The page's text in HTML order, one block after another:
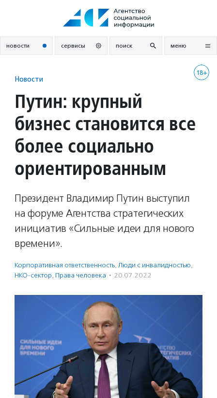
новости сервисы поиск меню
18+
Новости
Путин: крупный
бизнес становится все
более социально
ориентированным
Президент Владимир Путин выступил
на форуме Агентства стратегических
инициатив «Сильные идеи для нового
времени».
Корпоративная ответственность, Люди с инвалидностью,
НКО-сектор, Права человека · 20.07.2022